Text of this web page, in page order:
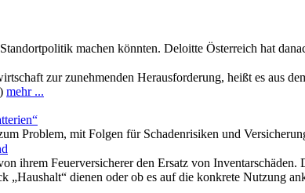
machen könnten. Deloitte Österreich hat
zur zunehmenden Herausforderung, heißt es aus
mehr ...
Problem, mit Folgen für Schadenrisiken und
ihrem Feuerversicherer den Ersatz von
„Haushalt“ dienen oder ob es auf die konkrete Nutzung